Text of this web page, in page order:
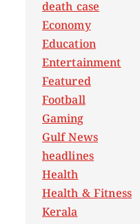
death case
Economy
Education
Entertainment
Featured
Football
Gaming
Gulf News
headlines
Health
Health & Fitness
Kerala